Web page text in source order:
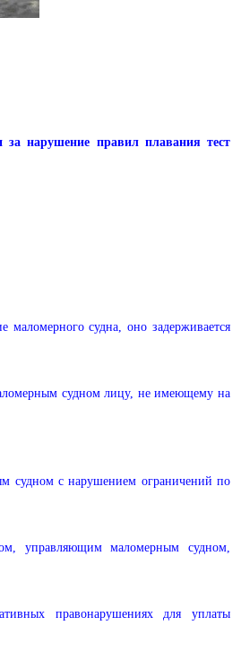
за нарушение правил плавания тест
судна, оно задерживается
судном лицу, не имеющему на
судном с нарушением ограничений по
управляющим маломерным судном,
правонарушениях для уплаты